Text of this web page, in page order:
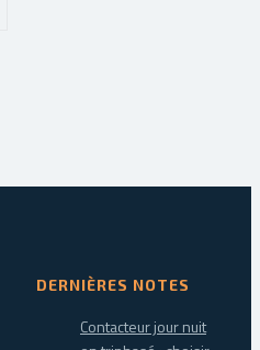
DERNIÈRES NOTES
Contacteur jour nuit